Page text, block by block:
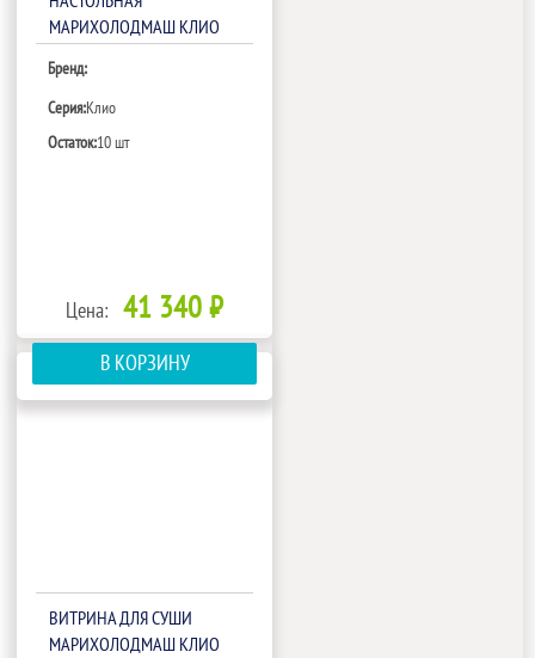
МАРИХОЛОДМАШ КЛИО
Бренд:
Серия:Клио
Остаток:10 шт
Цена: 41 340 ₽
В КОРЗИНУ
ВИТРИНА ДЛЯ СУШИ
МАРИХОЛОДМАШ КЛИО